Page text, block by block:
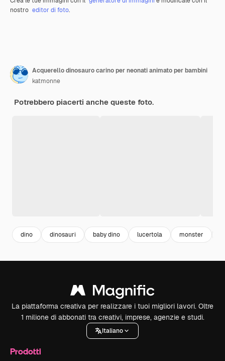
nostro editor di foto.
Acquerello dinosauro carino per neonati animato per bambini
katmonne
Potrebbero piacerti anche queste foto.
dino dinosauri baby dino lucertola monster
La piattaforma creativa per realizzare i tuoi migliori lavori. Oltre
1 milione di abbonati tra creativi, imprese, agenzie e studi.
Italiano
Prodotti